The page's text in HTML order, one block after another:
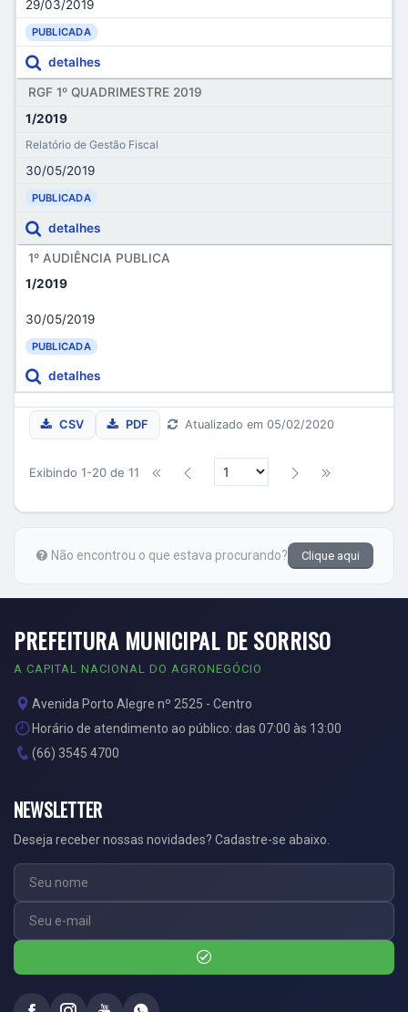
29/03/2019
PUBLICADA
detalhes
RGF 1º QUADRIMESTRE 2019
1/2019
Relatório de Gestão Fiscal
30/05/2019
PUBLICADA
detalhes
1º AUDIÊNCIA PUBLICA
1/2019
30/05/2019
PUBLICADA
detalhes
CSV PDF Atualizado em 05/02/2020
Exibindo 1-20 de 11
Não encontrou o que estava procurando? Clique aqui
PREFEITURA MUNICIPAL DE SORRISO
A CAPITAL NACIONAL DO AGRONEGÓCIO
Avenida Porto Alegre nº 2525 - Centro
Horário de atendimento ao público: das 07:00 às 13:00
(66) 3545 4700
NEWSLETTER
Deseja receber nossas novidades? Cadastre-se abaixo.